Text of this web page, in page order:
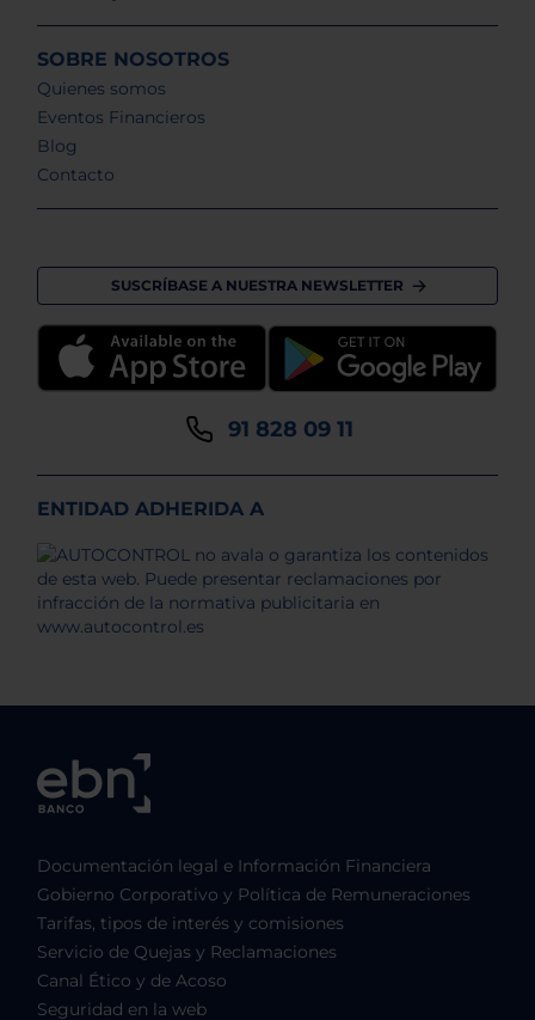
SOBRE NOSOTROS
Quienes somos
Eventos Financieros
Blog
Contacto
SUSCRÍBASE A NUESTRA NEWSLETTER
91 828 09 11
ENTIDAD ADHERIDA A
Documentación legal e Información Financiera
Gobierno Corporativo y Política de Remuneraciones
Tarifas, tipos de interés y comisiones
Servicio de Quejas y Reclamaciones
Canal Ético y de Acoso
Seguridad en la web